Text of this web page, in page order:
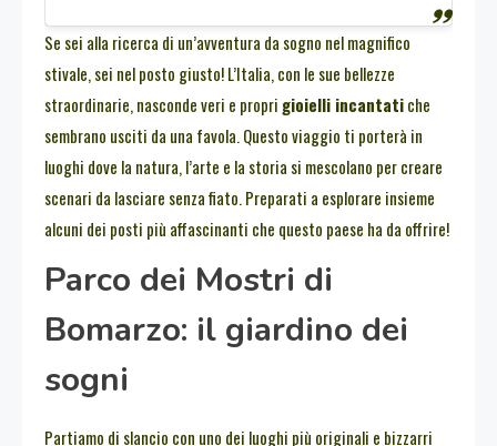
Se sei alla ricerca di un’avventura da sogno nel magnifico
stivale, sei nel posto giusto! L’Italia, con le sue bellezze
straordinarie, nasconde veri e propri gioielli incantatiche
sembrano usciti da una favola. Questo viaggio ti porterà in
luoghi dove la natura, l’arte e la storia si mescolano per creare
scenari da lasciare senza fiato. Preparati a esplorare insieme
alcuni dei posti più affascinanti che questo paese ha da offrire!
Parco dei Mostri di
Bomarzo: il giardino dei
sogni
Partiamo di slancio con uno dei luoghi più originali e bizzarri